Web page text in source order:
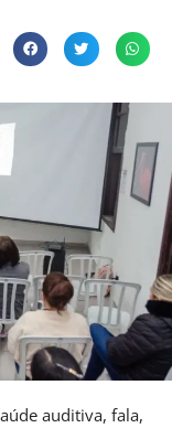
auditiva, fala,